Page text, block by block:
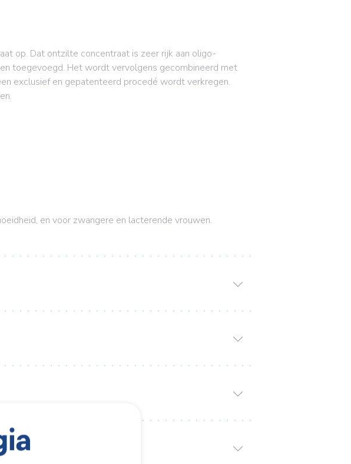
op. Dat ontzilte concentraat is zeer rijk aan oligo-
toegevoegd. Het wordt vervolgens gecombineerd met
exclusief en gepatenteerd procedé wordt verkregen.
en voor zwangere en lacterende vrouwen.